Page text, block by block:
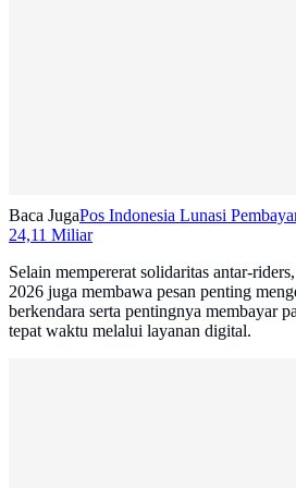
Baca JugaPos Indonesia Lunasi
24,11 Miliar
Selain mempererat solidaritas antar-
2026 juga membawa pesan penting
berkendara serta pentingnya membayar
tepat waktu melalui layanan digital.